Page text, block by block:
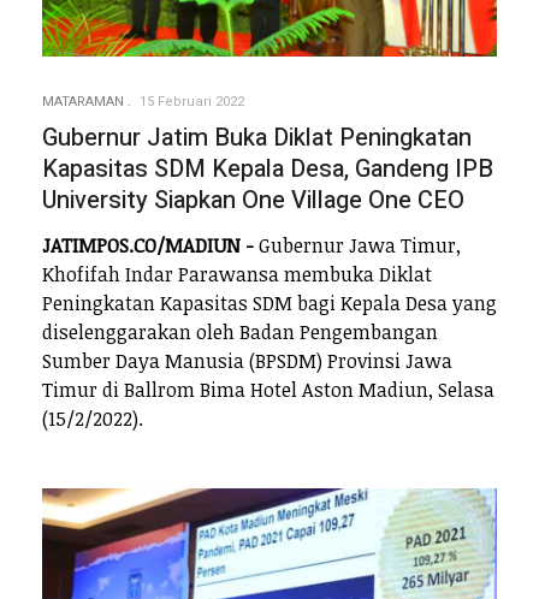
MATARAMAN 15 Februari 2022
Gubernur Jatim Buka Diklat Peningkatan
Kapasitas SDM Kepala Desa, Gandeng IPB
University Siapkan One Village One CEO
JATIMPOS.CO/MADIUN -Gubernur Jawa Timur,
Khofifah Indar Parawansa membuka Diklat
Peningkatan Kapasitas SDM bagi Kepala Desa yang
diselenggarakan oleh Badan Pengembangan
Sumber Daya Manusia (BPSDM) Provinsi Jawa
Timur di Ballrom Bima Hotel Aston Madiun, Selasa
(15/2/2022).